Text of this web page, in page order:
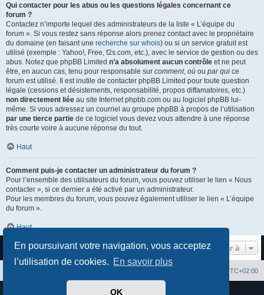
En poursuivant votre navigation, vous acceptez
l’utilisation de cookies. En savoir plus
OK
Qui contacter pour les abus ou les questions légales concernant ce
forum ?
Contactez n’importe lequel des administrateurs de la liste « L’équipe du
forum ». Si vous restez sans réponse alors prenez contact avec le propriétaire
du domaine (en faisant une recherche sur whois) ou si un service gratuit est
utilisé (exemple : Yahoo!, Free, f2s.com, etc.), avec le service de gestion ou des
abus. Notez que phpBB Limited n’a absolument aucun contrôle et ne peut
être, en aucun cas, tenu pour responsable sur comment, où ou par qui ce
forum est utilisé. Il est inutile de contacter phpBB Limited pour toute question
légale (cessions et désistements, responsabilité, propos diffamatoires, etc.)
non directement liée au site Internet phpbb.com ou au logiciel phpBB lui-
même. Si vous adressez un courriel au groupe phpBB à propos de l’utilisation
par une tierce partie de ce logiciel vous devez vous attendre à une réponse
très courte voire à aucune réponse du tout.
Haut
Comment puis-je contacter un administrateur du forum ?
Pour l’ensemble des utilisateurs du forum, vous pouvez utiliser le lien « Nous
contacter », si ce dernier a été activé par un administrateur.
Pour les membres du forum, vous pouvez également utiliser le lien « L’équipe
du forum ».
Haut
Aller à
UTC+02:00
phpBB® Forum Software © phpBB Limited